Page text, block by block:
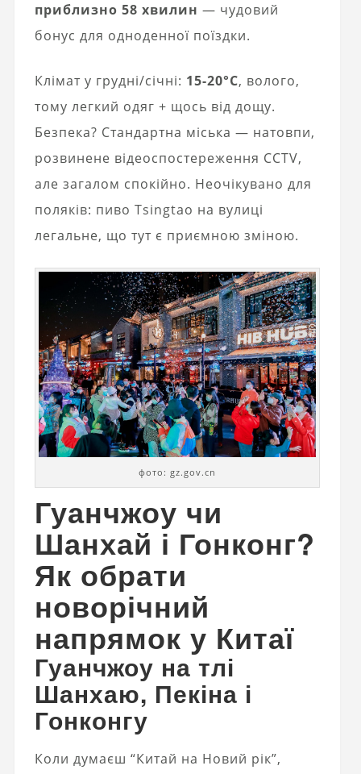
приблизно 58 хвилин — чудовий
бонус для одноденної поїздки.
Клімат у грудні/січні: 15-20°C, волого,
тому легкий одяг + щось від дощу.
Безпека? Стандартна міська — натовпи,
розвинене відеоспостереження CCTV,
але загалом спокійно. Неочікувано для
поляків: пиво Tsingtao на вулиці
легальне, що тут є приємною зміною.
фото: gz.gov.cn
Гуанчжоу чи
Шанхай і Гонконг?
Як обрати
новорічний
напрямок у Китаї
Гуанчжоу на тлі
Шанхаю, Пекіна і
Гонконгу
Коли думаєш “Китай на Новий рік”,